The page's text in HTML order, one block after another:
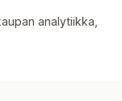
analytiikka,